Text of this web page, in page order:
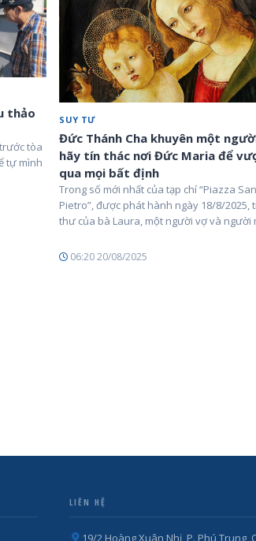
thảo
tòa
tự mình
SUY TƯ
Đức Thánh Cha khuyên một
hãy tín thác nơi Đức Maria để
qua mọi bất định
Trong số mới nhất của tạp chí “Piazza San
Pietro”, được phát hành ngày 18/8/2025,
thư của bà Laura, một người vợ và người
06:20 20/08/2025
LIÊN HỆ
19/2 Hoàng Xuân Nhị, P. Phú Trung,